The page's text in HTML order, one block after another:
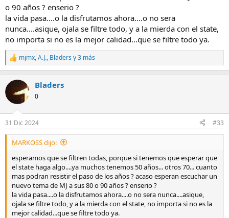
o 90 años ? enserio ?
la vida pasa....o la disfrutamos ahora....o no sera
nunca....asique, ojala se filtre todo, y a la mierda con el state,
no importa si no es la mejor calidad...que se filtre todo ya.
R
e
c
i
e
s
mjmx,A.J., Bladers y 3 más
Bladers
0
31 Dic 2024 #33
MARKOSS dijo:
esperamos que se filtren todas, porque si tenemos que esperar que
el state haga algo....ya muchos tenemos 50 años... otros 70... cuanto
mas podran resistir el paso de los años ? acaso esperan escuchar un
nuevo tema de MJ a sus 80 o 90 años ? enserio ?
la vida pasa....o la disfrutamos ahora....o no sera nunca....asique,
ojala se filtre todo, y a la mierda con el state, no importa si no es la
mejor calidad...que se filtre todo ya.